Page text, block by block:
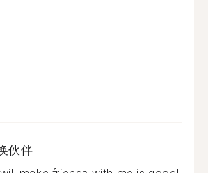
伙伴